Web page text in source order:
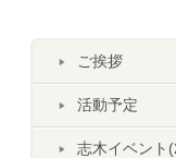
ご挨拶
活動予定
志木イベント